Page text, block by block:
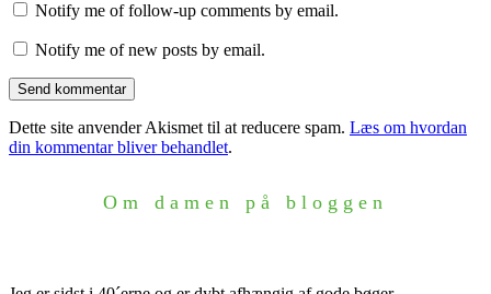
Notify me of follow-up comments by email.
Notify me of new posts by email.
Dette site anvender Akismet til at reducere spam. Læs om hvordan
din kommentar bliver behandlet.
Om damen på bloggen